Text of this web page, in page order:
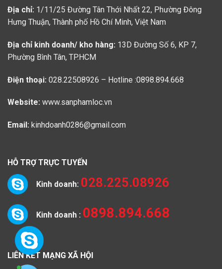
Địa chỉ: 1/11/25 Đường Tân Thới Nhất 22, Phường Đông
Hưng Thuận, Thành phố Hồ Chí Minh, Việt Nam
Địa chỉ kinh doanh/ kho hàng: 13D Đường Số 6, KP 7,
Phường Bình Tân, TP.HCM
Điện thoại: 028.22508926 – Hotline :0898.894.668
Website: www.sanphamloc.vn
Email: kinhdoanh0286@gmail.com
HỖ TRỢ TRỰC TUYẾN
Kinh doanh: 028.225.08926
Kinh doanh : 0898.894.668
LIÊN KẾT MẠNG XÃ HỘI